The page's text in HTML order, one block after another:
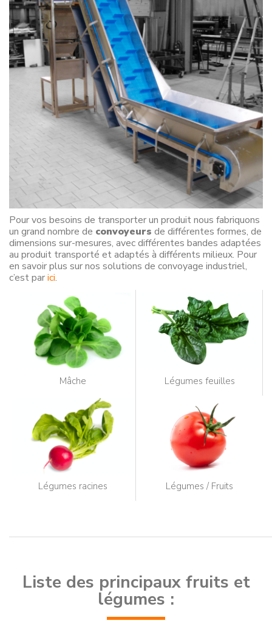
Pour vos besoins de transporter un produit nous fabriquons
un grand nombre de convoyeurs de différentes formes, de
dimensions sur-mesures, avec différentes bandes adaptées
au produit transporté et adaptés à différents milieux. Pour
en savoir plus sur nos solutions de convoyage industriel,
c’est parici.
Mâche Légumes feuilles
Légumes racines Légumes / Fruits
Liste des principaux fruits et
légumes :